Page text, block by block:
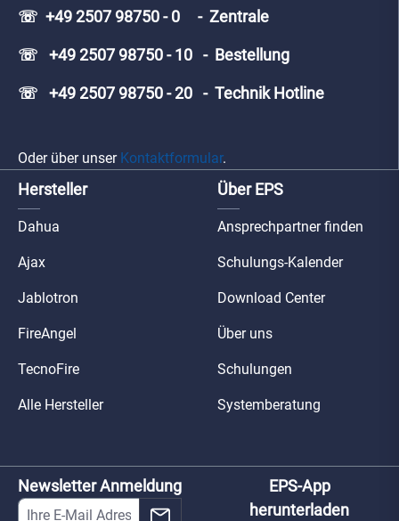
☏ +49 2507 98750 - 0 - Zentrale
☏ +49 2507 98750 - 10 - Bestellung
☏ +49 2507 98750 - 20 - Technik Hotline
Oder über unser Kontaktformular.
Hersteller
Dahua
Ajax
Jablotron
FireAngel
TecnoFire
Alle Hersteller
Über EPS
Ansprechpartner finden
Schulungs-Kalender
Download Center
Über uns
Schulungen
Systemberatung
Newsletter Anmeldung
EPS-App
herunterladen